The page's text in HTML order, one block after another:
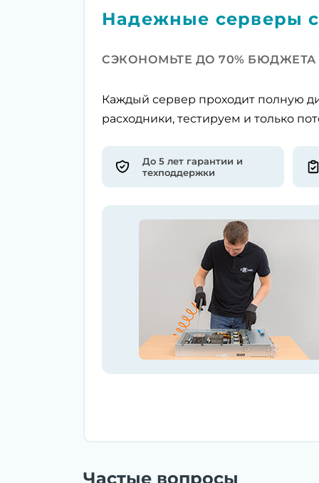
Надежные серверы
СЭКОНОМЬТЕ ДО 70% БЮДЖЕТА
Каждый сервер проходит полную
расходники, тестируем и только
До 5 лет гарантии и
техподдержки
Частые вопросы